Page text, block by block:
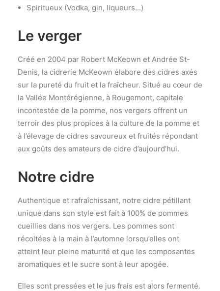
Spiritueux (Vodka, gin, liqueurs...)
Le verger
Créé en 2004 par Robert McKeown et Andrée St-
Denis, la cidrerie McKeown élabore des cidres axés
sur la pureté du fruit et la fraîcheur. Situé au cœur de
la Vallée Montérégienne, à Rougemont, capitale
incontestée de la pomme, nos vergers offrent un
terroir des plus propices à la culture de la pomme et
à l’élevage de cidres savoureux et fruités répondant
aux goûts des amateurs de cidre d’aujourd’hui.
Notre cidre
Authentique et rafraîchissant, notre cidre pétillant
unique dans son style est fait à 100% de pommes
cueillies dans nos vergers. Les pommes sont
récoltées à la main à l’automne lorsqu’elles ont
atteint leur pleine maturité et que les composantes
aromatiques et le sucre sont à leur apogée.
Elles sont pressées et le jus frais est alors fermenté.